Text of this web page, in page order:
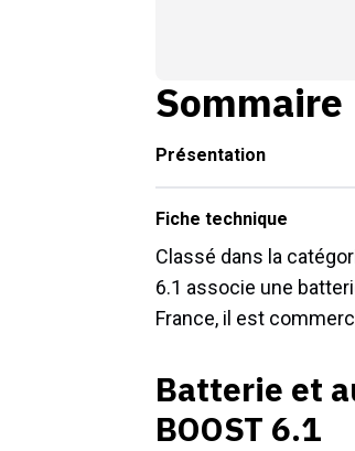
Sommaire
Présentation
Fiche technique
Classé dans la
6.1 associe une
France, il est
Batterie et
BOOST 6.1